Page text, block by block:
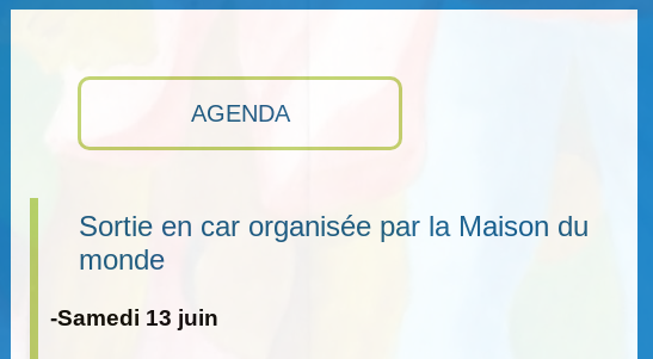
AGENDA
Sortie en car organisée par la Maison du
monde
-Samedi 13 juin